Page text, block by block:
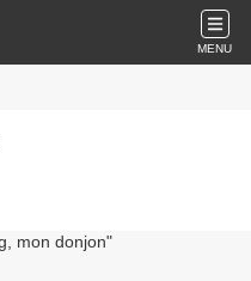
MENU